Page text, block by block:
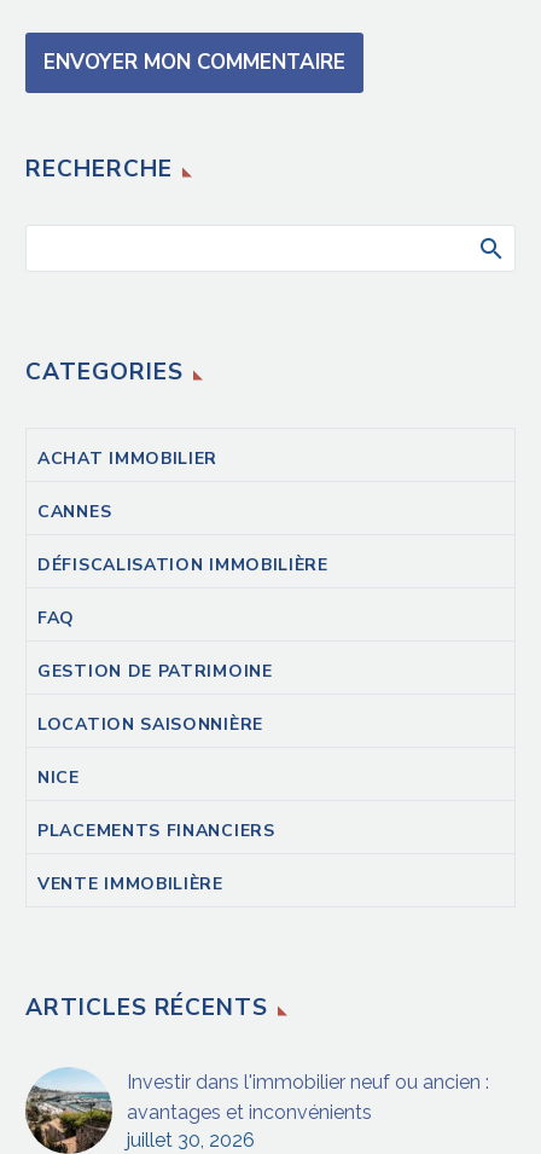
ENVOYER MON COMMENTAIRE
RECHERCHE
CATEGORIES
ACHAT IMMOBILIER
CANNES
DÉFISCALISATION IMMOBILIÈRE
FAQ
GESTION DE PATRIMOINE
LOCATION SAISONNIÈRE
NICE
PLACEMENTS FINANCIERS
VENTE IMMOBILIÈRE
ARTICLES RÉCENTS
Investir dans l'immobilier neuf ou ancien :
avantages et inconvénients
juillet 30, 2026